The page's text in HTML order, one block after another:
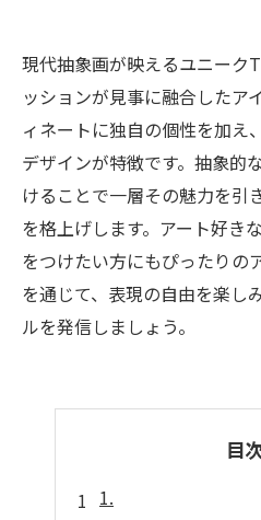
現代抽象画が映えるユニーク
ッションが見事に融合したア
ィネートに独自の個性を加え
デザインが特徴です。抽象的
けることで一層その魅力を引
を格上げします。アート好き
をつけたい方にもぴったりの
を通じて、表現の自由を楽し
ルを発信しましょう。
目
1.